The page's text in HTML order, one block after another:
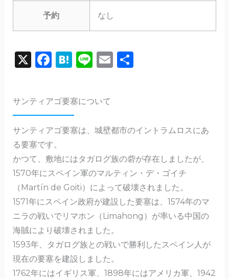
予約 なし
F
e
b
o
o
k
E
Li
H
te
n
a
X
共
サンティアゴ要塞について
サンティアゴ要塞は、城壁都市のイントラムロスにあ
る要塞です。
かつて、敷地にはタガログ族の砦が存在しましたが、
1570年にスペイン軍のマルティン・デ・ゴイチ
（Martín de Goiti）によって破壊されました。
​​1571年にスペイン政府が建設した要塞は、1574年のマ
ニラの戦いでリマホン（Limahong）が率いる中国の
海賊により破壊されました。
1593年、タガログ族との戦いで勝利したスペイン人が
現在の要塞を建設しました。
1762年にはイギリス軍、1898年にはアメリカ軍、1942